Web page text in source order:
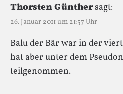
Thorsten Günthersagt:
26. Januar 2011 um 21:57 Uhr
Balu der Bär war in der
hat aber unter dem
teilgenommen.